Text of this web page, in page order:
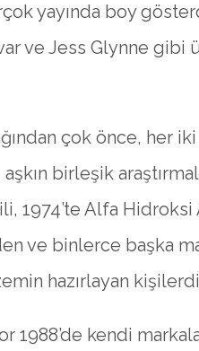
yayında boy
ve Jess Glynne gibi
çok önce, her
birleşik
1974’te Alfa
ve binlerce başka
hazırlayan
1988’de kendi